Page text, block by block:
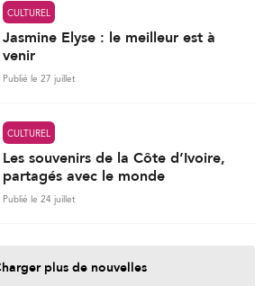
Les souvenirs de la Côte d’Ivoire,
partagés avec le monde
Publié le 24 juillet
Charger plus de nouvelles
Je contribue